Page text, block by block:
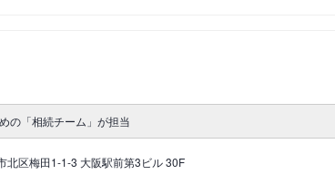
の「相続チーム」が担当
北区梅田1-1-3 大阪駅前第3ビル 30F